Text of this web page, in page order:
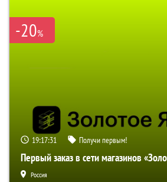
-20%
19:17:30 Получи первым!
Первый заказ в сети магазинов
Россия